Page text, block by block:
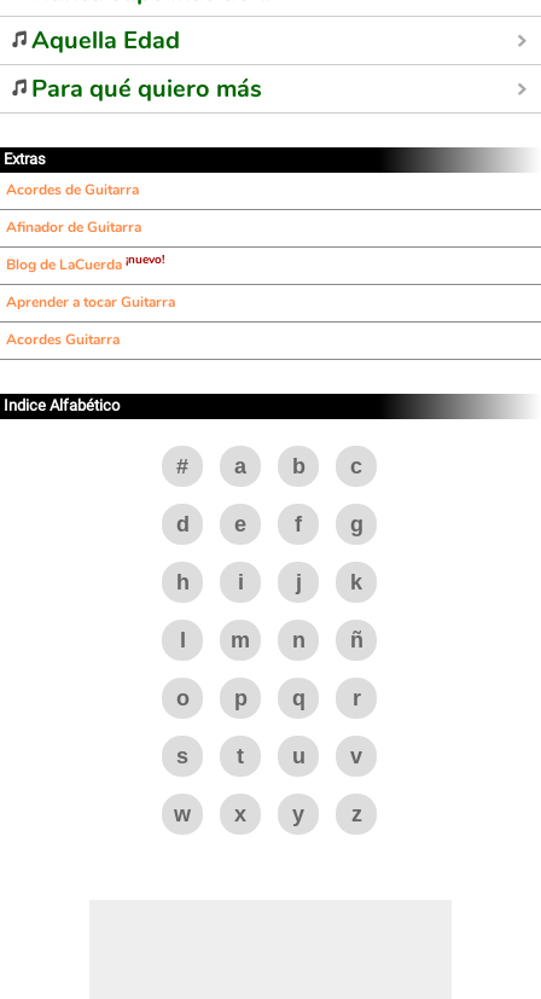
Aquella Edad
Para qué quiero más
Extras
Acordes de Guitarra
Afinador de Guitarra
Blog de LaCuerda ¡nuevo!
Aprender a tocar Guitarra
Acordes Guitarra
Indice Alfabético
# a b c
d e f g
h i j k
m n ñ
o p q r
s t u v
w x y z